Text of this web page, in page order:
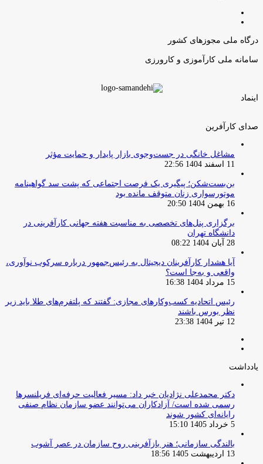
درگاه ملی مجوزهای کشور
سامانه ملی کارآموزی و کارورزی
اینماد
صدای کارآفرین
مشاغل خانگی در جست‌وجوی بازار پایدار و حمایت مؤثر
11 اسفند 1404 22:56
بن‌بست‌شکن؛ پیگیری یک فرصت اجتماعی که پشت سد گواهینامه
موتورسواری زنان متوقف مانده بود
16 بهمن 1404 20:50
برگزاری پنل‌های تخصصی به مناسبت هفته جهانی کارآفرینی در
دانشگاه تهران
28 آبان 1404 08:22
آیا هشدار کارآفرینان دیجیتال به رئیس‌جمهور درباره سرکوب نوآوری،
واقعی و به‌جا است؟
15 مرداد 1404 16:38
‏رئیس اتحادیه کسب‌وکارهای مجازی: گفتند که پلتفرم‌های طلا باید زیر
نظر بورس باشند
12 تیر 1404 23:38
یادداشت
دکتر محمدعلی نژادیان خبر داد: مسیر فعالیت حرفه‌ای فریلنسرها
رسمی شده است/ آزادکاران می‌توانند عضو سازمان نظام صنفی
رایانه‌ای کشور شوند
5 خرداد 1405 15:10
بالندگی سازمانی؛ هنر بازآفرینی روح سازمان در عصر آشوب
13 اردیبهشت 1405 18:56